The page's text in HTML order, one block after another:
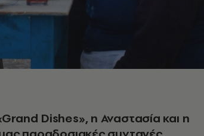
Dishes», η Αναστασία και η